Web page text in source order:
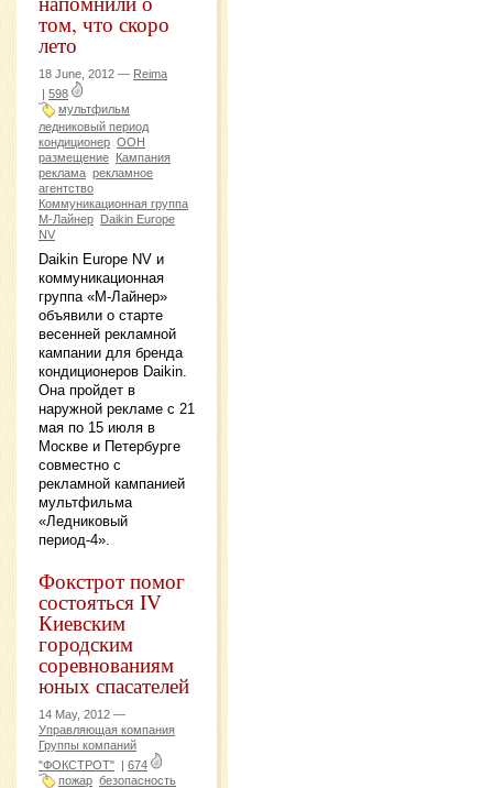
том, что скоро
лето
18 June, 2012 — Reima
598
мультфильм
ледниковый период
кондиционер OOH
размещение
Кампания
реклама рекламное
агентство
Коммуникационная группа
М-Лайнер
Daikin Europe
NV
Daikin Europe NV и
коммуникационная
группа «М-Лайнер»
объявили о старте
весенней рекламной
кампании для бренда
кондиционеров Daikin.
Она пройдет в
наружной рекламе с 21
мая по 15 июля в
Москве и Петербурге
совместно с
рекламной кампанией
мультфильма
«Ледниковый
период-4».
Фокстрот помог
состояться IV
Киевским
городским
соревнованиям
юных спасателей
14 May, 2012 —
Управляющая компания
Группы компаний
"ФОКСТРОТ" | 674
пожар безопасность